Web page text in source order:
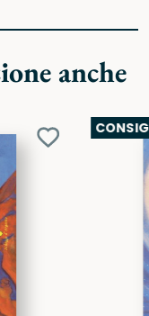
anche
Aggiungi